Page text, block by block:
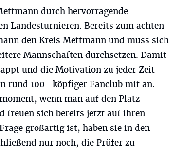
durch hervorragende
Landesturnieren. Bereits zum achten
den Kreis Mettmann und muss sich
Mannschaften durchsetzen. Damit
und die Motivation zu jeder Zeit
rund 100- köpfiger Fanclub mit an.
wenn man auf den Platz
freuen sich bereits jetzt auf ihren
großartig ist, haben sie in den
nur noch, die Prüfer zu